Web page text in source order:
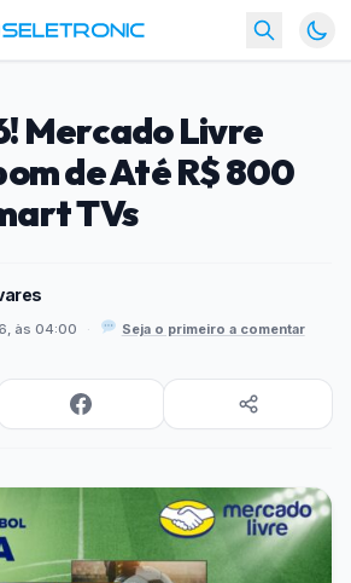
Mercado Livre
de Até R$ 800
TVs
às 04:00 · Seja o primeiro a comentar